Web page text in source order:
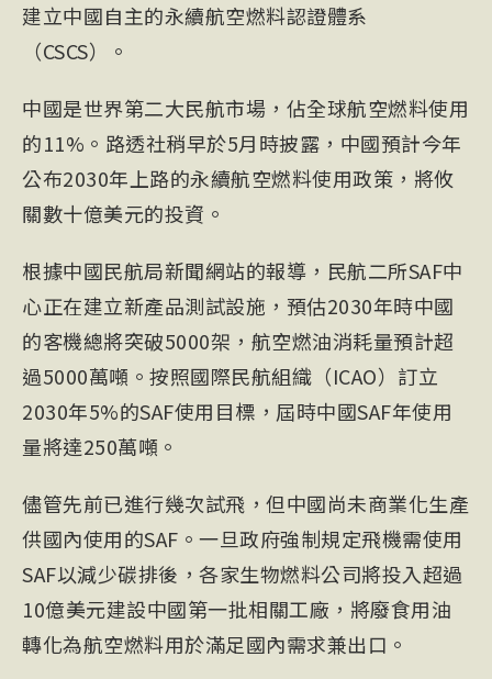
建立中國自主的永續航空燃料認證體系
（CSCS）。
中國是世界第二大民航市場，佔全球航空燃料使用
的11%。路透社稍早於5月時披露，中國預計今年
公布2030年上路的永續航空燃料使用政策，將攸
關數十億美元的投資。
根據中國民航局新聞網站的報導，民航二所SAF中
心正在建立新產品測試設施，預估2030年時中國
的客機總將突破5000架，航空燃油消耗量預計超
過5000萬噸。按照國際民航組織（ICAO） 訂立
2030年5%的SAF使用目標，屆時中國SAF年使用
量將達250萬噸。
儘管先前已進行幾次試飛，但中國尚未商業化生產
供國內使用的SAF。一旦政府強制規定飛機需使用
SAF以減少碳排後，各家生物燃料公司將投入超過
10億美元建設中國第一批相關工廠，將廢食用油
轉化為航空燃料用於滿足國內需求兼出口。